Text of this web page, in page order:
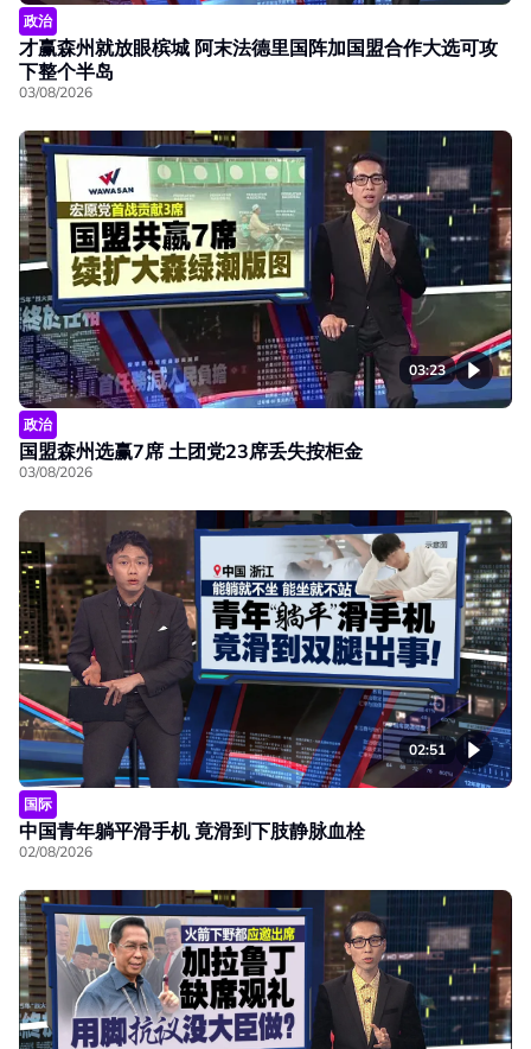
政治
才赢森州就放眼槟城 阿末法德里国阵加国盟合作大选可攻
下整个半岛
03/08/2026
03:23
政治
国盟森州选赢7席 土团党23席丢失按柜金
03/08/2026
02:51
国际
中国青年躺平滑手机 竟滑到下肢静脉血栓
02/08/2026